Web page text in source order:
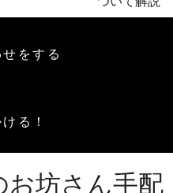
をする
る！
お坊さん手配